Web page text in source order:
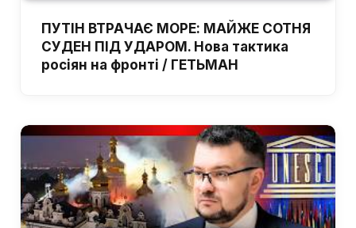
ПУТІН ВТРАЧАЄ МОРЕ: МАЙЖЕ СОТНЯ
СУДЕН ПІД УДАРОМ. Нова тактика
росіян на фронті / ГЕТЬМАН